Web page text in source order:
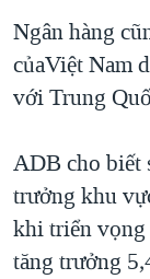
Ngân hàng
củaViệt Nam
với Trung
ADB cho biết
trưởng khu
khi triển vọng
tăng trưởng